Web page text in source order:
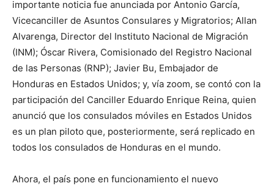
importante noticia fue anunciada por Antonio García,
Vicecanciller de Asuntos Consulares y Migratorios; Allan
Alvarenga, Director del Instituto Nacional de Migración
(INM); Óscar Rivera, Comisionado del Registro Nacional
de las Personas (RNP); Javier Bu, Embajador de
Honduras en Estados Unidos; y, vía zoom, se contó con la
participación del Canciller Eduardo Enrique Reina, quien
anunció que los consulados móviles en Estados Unidos
es un plan piloto que, posteriormente, será replicado en
todos los consulados de Honduras en el mundo.
Ahora, el país pone en funcionamiento el nuevo